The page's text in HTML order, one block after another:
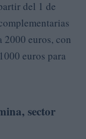
del 1 de
2000 euros, con
euros para
sector